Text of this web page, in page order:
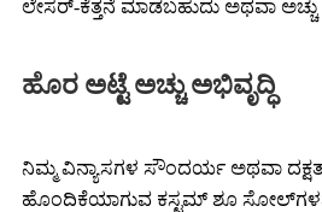
ಲೇಸರ್-ಕೆತ್ತನೆ ಮಾಡಬಹುದು ಅಥವಾ
ಹೊರ ಅಟ್ಟೆ ಅಚ್ಚು ಅಭಿವೃದ್ಧಿ
ನಿಮ್ಮ ವಿನ್ಯಾಸಗಳ ಸೌಂದರ್ಯ ಅಥವಾ
ಹೊಂದಿಕೆಯಾಗುವ ಕಸ್ಟಮ್ ಶೂ